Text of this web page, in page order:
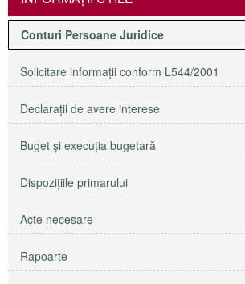
Conturi Persoane Juridice
Solicitare informaţii conform L544/2001
Declaraţii de avere interese
Buget şi execuţia bugetară
Dispoziţiile primarului
Acte necesare
Rapoarte